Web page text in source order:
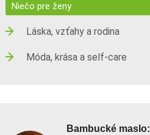
Niečo pre ženy
Láska, vzťahy a rodina
Móda, krása a self-care
Bambucké maslo: